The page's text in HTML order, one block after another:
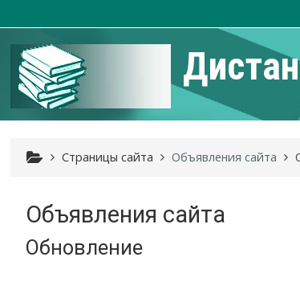
Страницы сайта Объявления сайта
Объявления сайта
Обновление